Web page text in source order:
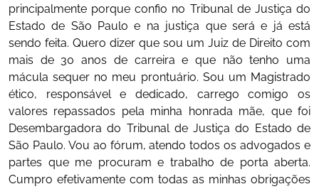
principalmente porque confio no Tribunal de Justiça do
Estado de São Paulo e na justiça que será e já está
sendo feita. Quero dizer que sou um Juiz de Direito com
mais de 30 anos de carreira e que não tenho uma
mácula sequer no meu prontuário. Sou um Magistrado
ético, responsável e dedicado, carrego comigo os
valores repassados pela minha honrada mãe, que foi
Desembargadora do Tribunal de Justiça do Estado de
São Paulo. Vou ao fórum, atendo todos os advogados e
partes que me procuram e trabalho de porta aberta.
Cumpro efetivamente com todas as minhas obrigações